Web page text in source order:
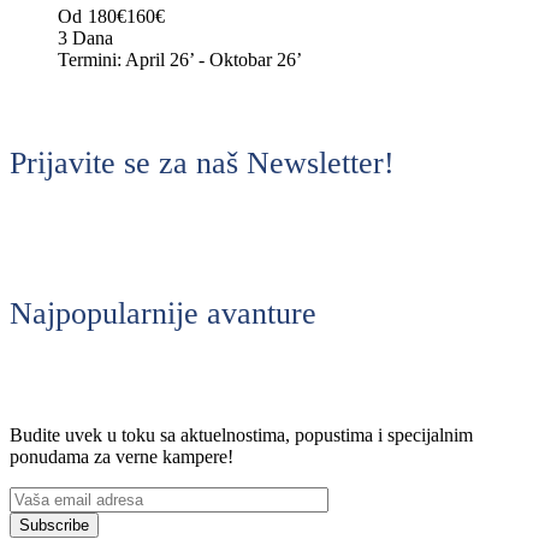
Od 180€160€
3 Dana
Termini: April 26’ - Oktobar 26’
Prijavite se za naš Newsletter!
Najpopularnije avanture
Budite uvek u toku sa aktuelnostima, popustima i specijalnim
ponudama za verne kampere!